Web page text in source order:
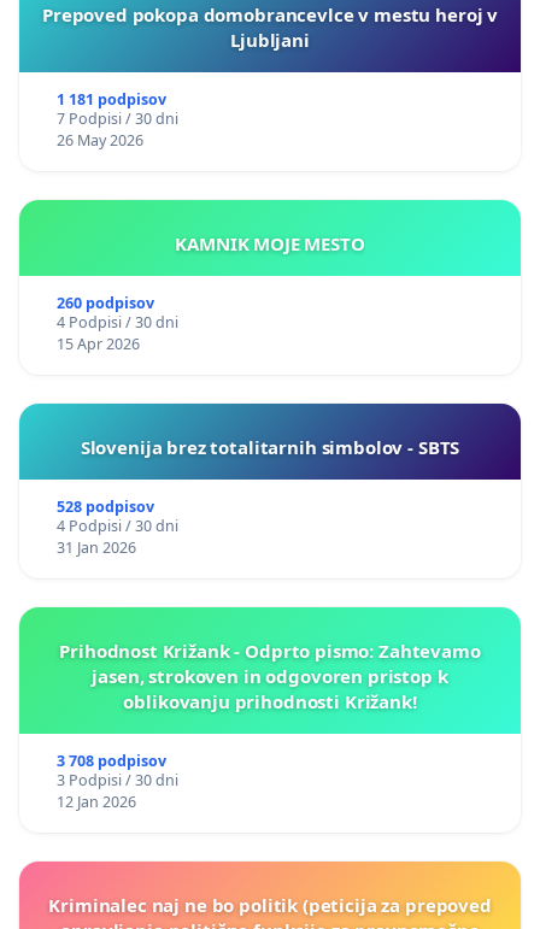
Prepoved pokopa domobrancevlce v mestu heroj v
Ljubljani
1 181 podpisov
7 Podpisi / 30 dni
26 May 2026
KAMNIK MOJE MESTO
260 podpisov
4 Podpisi / 30 dni
15 Apr 2026
Slovenija brez totalitarnih simbolov - SBTS
528 podpisov
4 Podpisi / 30 dni
31 Jan 2026
Prihodnost Križank - Odprto pismo: Zahtevamo
jasen, strokoven in odgovoren pristop k
oblikovanju prihodnosti Križank!
3 708 podpisov
3 Podpisi / 30 dni
12 Jan 2026
Kriminalec naj ne bo politik (peticija za prepoved